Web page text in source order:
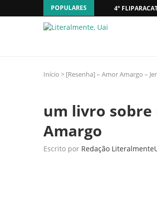
POPULARES 4º
Início > [Resenha] – Amor Amargo –
um livro
Amargo
Escrito por Redação